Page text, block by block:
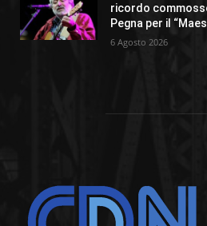
ricordo
Pegna per il
6 Agosto 2026